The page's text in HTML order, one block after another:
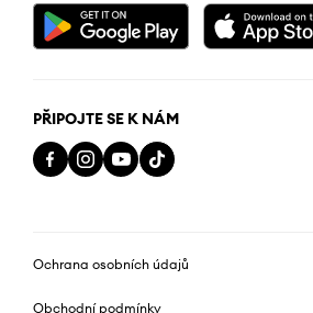
PŘIPOJTE SE K NÁM
Ochrana osobních údajů
Obchodní podmínky